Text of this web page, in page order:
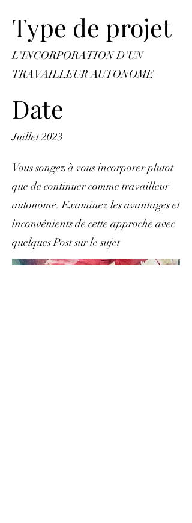
Type de projet
L'INCORPORATION D'UN
TRAVAILLEUR AUTONOME
Date
Juillet 2023
Vous songez à vous incorporer plutot
que de continuer comme travailleur
autonome. Examinez les avantages et
inconvénients de cette approche avec
quelques Post sur le sujet